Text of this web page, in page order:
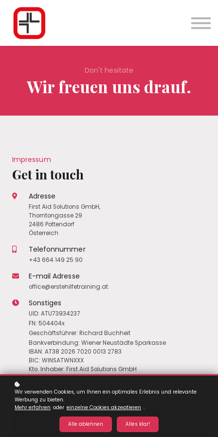
Login
Don't hesitate
Wir freuen uns drauf.
Impressum
Get in touch
Adresse
First Aid Solutions GmbH,
Thorntongasse 29
2486 Pottendorf
Österreich
Telefonnummer
+43 664 149 25 90
E-mail Adresse
office@erstehilfetraining.at
Sonstiges
UID: ATU73934237
FN: 504404x
Geschäftsführer: Richard Buchheit
Bankverbindung: Wiener Neustädte Sparkasse
IBAN: AT38 2026 7020 0013 2783
BIC: WINSATWNXXX
Kto. Inhaber: First Aid Solutions GmbH
Ready to get started?
Wir verwenden Cookies, um Ihnen ein optimales Erlebnis und relevante
Werbung zu bieten.
Mehr erfahren oder einzelne Cookies akzeptieren .
Alle ablehnen Alles klar!